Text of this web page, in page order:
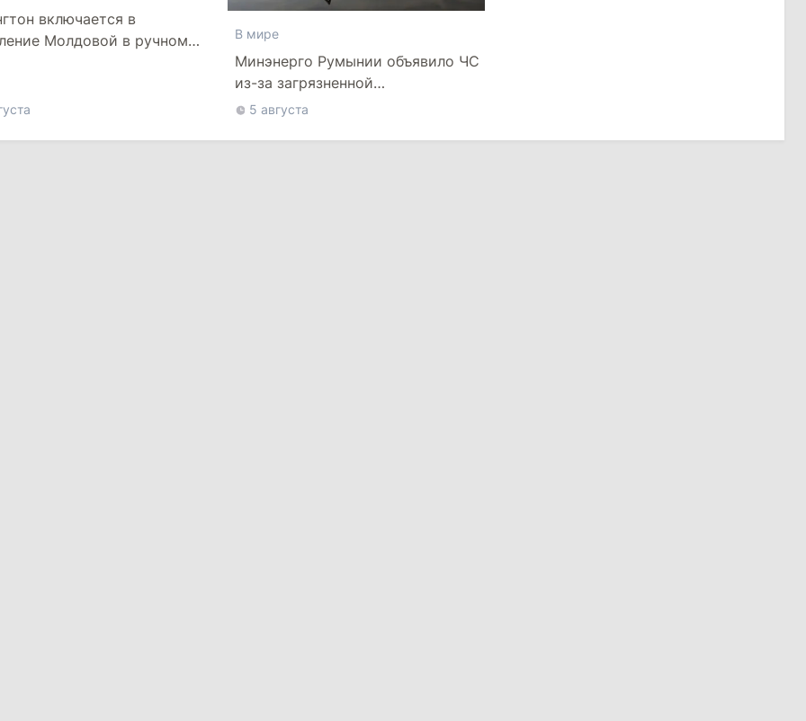
включается в
Молдовой в ручном
В мире
Минэнерго Румынии объявило ЧС
из-за загрязненной
азербайджанской нефти
5 августа